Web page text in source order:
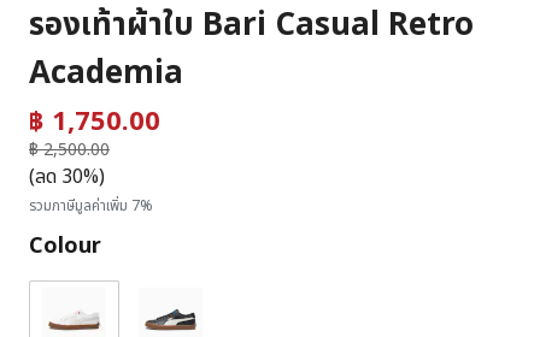
รองเท้าผ้าใบ Bari Casual Retro
Academia
฿ 1,750.00
฿ 2,500.00
ถึง
(ลด 30%)
รวมภาษีมูลค่าเพิ่ม 7%
Colour